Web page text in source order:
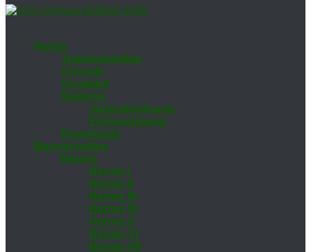
Ver­ein
Trai­nings­zei­ten
Chro­nik
Vor­stand
Sat­zung
Ju­gend­ord­nung
Eh­ren­ord­nung
Down­loads
Mann­schaf­ten
Her­ren
Her­ren I
Her­ren II
Her­ren III
Her­ren IV
Her­ren V
Her­ren VI
Her­ren VII